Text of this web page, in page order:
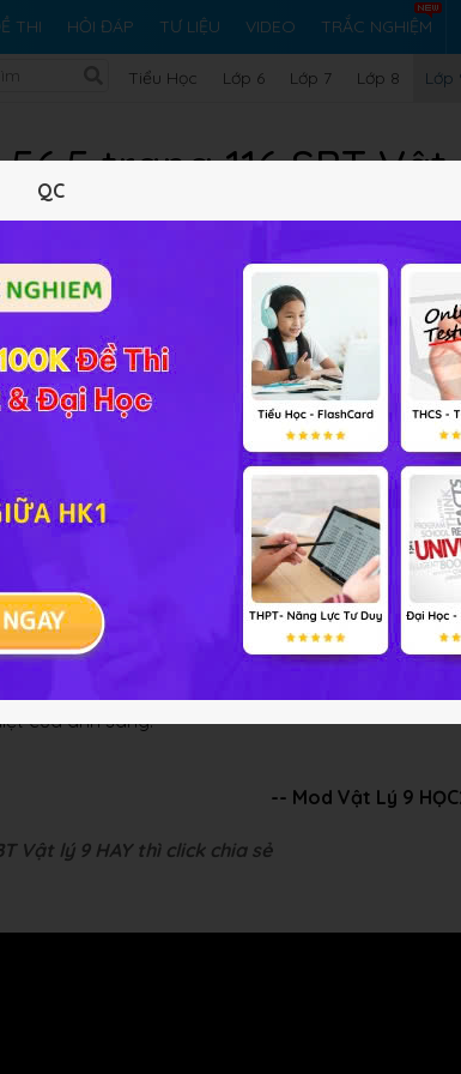
THI HỎI ĐÁP TƯ LIỆU VIDEO TRẮC NGHIỆM
Tiểu Học Lớp 6 Lớp 7 Lớp 8 Lớp
trang 116 SBT
trắc nghiệm
5Trắc nghiệm 22BT SGK 15FAQ
tác dụng gì?
9 Bài 56
trình quang hợp và quá trình bay hơi nước nên ta
của ánh sáng.
-- Mod Vật Lý 9
Vật lý 9 HAY thì click chia sẻ
QC